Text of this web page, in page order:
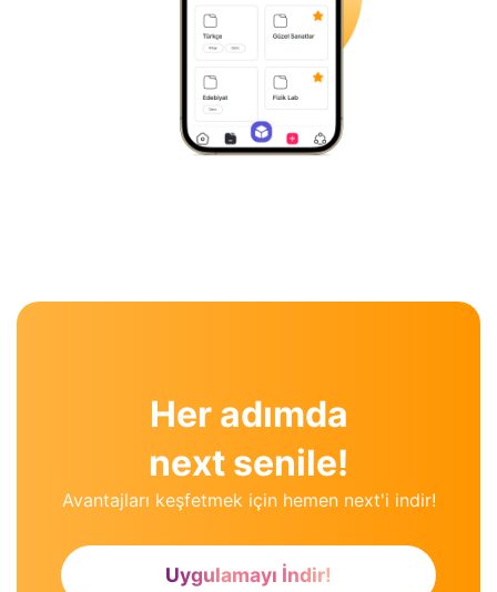
Her adımda
next senile!
Avantajları keşfetmek için hemen next'i indir!
Uygulamayı İndir!